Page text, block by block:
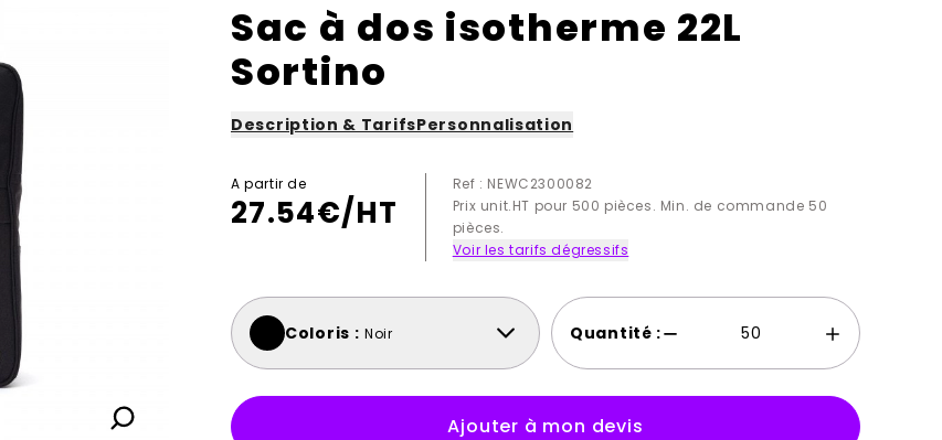
Sac à dos isotherme 22L
Sortino
Description & TarifsPersonnalisation
A partir de
27.54€/HT
Ref : NEWC2300082
Prix unit.HT pour 500 pièces. Min. de commande 50
pièces.
Voir les tarifs dégressifs
Coloris : Noir Quantité :
Ajouter à mon devis